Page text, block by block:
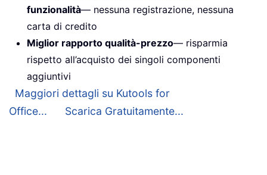
funzionalità— nessuna registrazione, nessuna
carta di credito
Miglior rapporto qualità-prezzo— risparmia
rispetto all’acquisto dei singoli componenti
aggiuntivi
Maggiori dettagli su Kutools for
Office...
Scarica Gratuitamente...